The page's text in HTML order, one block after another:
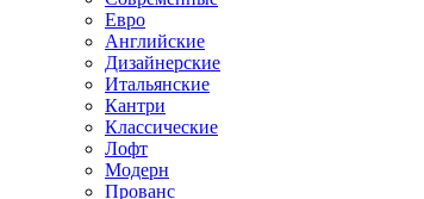
Евро
Английские
Дизайнерские
Итальянские
Кантри
Классические
Лофт
Модерн
Прованс